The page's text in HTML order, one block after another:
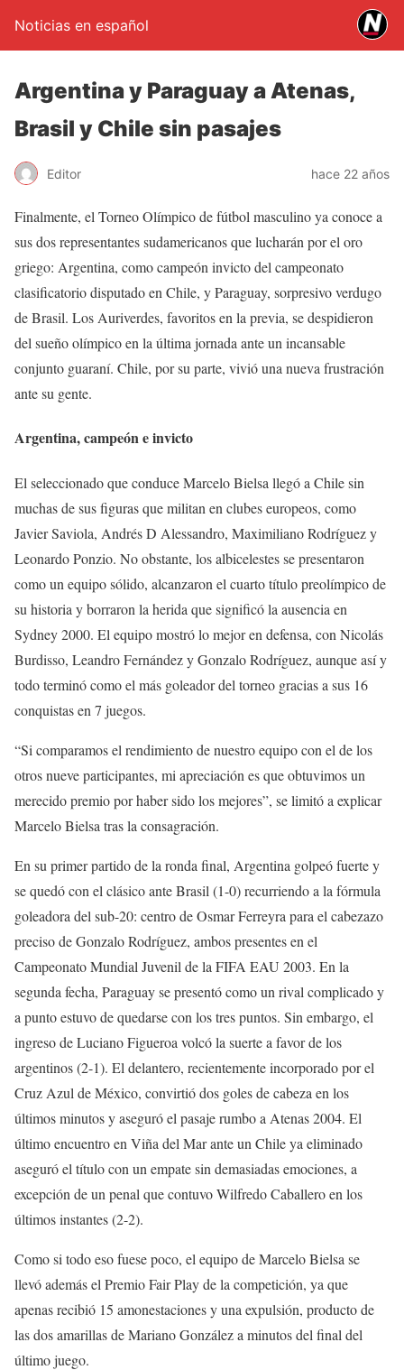
Noticias en español
Argentina y Paraguay a Atenas,
Brasil y Chile sin pasajes
Editor hace 22 años
Finalmente, el Torneo Olímpico de fútbol masculino ya conoce a
sus dos representantes sudamericanos que lucharán por el oro
griego: Argentina, como campeón invicto del campeonato
clasificatorio disputado en Chile, y Paraguay, sorpresivo verdugo
de Brasil. Los Auriverdes, favoritos en la previa, se despidieron
del sueño olímpico en la última jornada ante un incansable
conjunto guaraní. Chile, por su parte, vivió una nueva frustración
ante su gente.
Argentina, campeón e invicto
El seleccionado que conduce Marcelo Bielsa llegó a Chile sin
muchas de sus figuras que militan en clubes europeos, como
Javier Saviola, Andrés D Alessandro, Maximiliano Rodríguez y
Leonardo Ponzio. No obstante, los albicelestes se presentaron
como un equipo sólido, alcanzaron el cuarto título preolímpico de
su historia y borraron la herida que significó la ausencia en
Sydney 2000. El equipo mostró lo mejor en defensa, con Nicolás
Burdisso, Leandro Fernández y Gonzalo Rodríguez, aunque así y
todo terminó como el más goleador del torneo gracias a sus 16
conquistas en 7 juegos.
“Si comparamos el rendimiento de nuestro equipo con el de los
otros nueve participantes, mi apreciación es que obtuvimos un
merecido premio por haber sido los mejores”, se limitó a explicar
Marcelo Bielsa tras la consagración.
En su primer partido de la ronda final, Argentina golpeó fuerte y
se quedó con el clásico ante Brasil (1-0) recurriendo a la fórmula
goleadora del sub-20: centro de Osmar Ferreyra para el cabezazo
preciso de Gonzalo Rodríguez, ambos presentes en el
Campeonato Mundial Juvenil de la FIFA EAU 2003. En la
segunda fecha, Paraguay se presentó como un rival complicado y
a punto estuvo de quedarse con los tres puntos. Sin embargo, el
ingreso de Luciano Figueroa volcó la suerte a favor de los
argentinos (2-1). El delantero, recientemente incorporado por el
Cruz Azul de México, convirtió dos goles de cabeza en los
últimos minutos y aseguró el pasaje rumbo a Atenas 2004. El
último encuentro en Viña del Mar ante un Chile ya eliminado
aseguró el título con un empate sin demasiadas emociones, a
excepción de un penal que contuvo Wilfredo Caballero en los
últimos instantes (2-2).
Como si todo eso fuese poco, el equipo de Marcelo Bielsa se
llevó además el Premio Fair Play de la competición, ya que
apenas recibió 15 amonestaciones y una expulsión, producto de
las dos amarillas de Mariano González a minutos del final del
último juego.